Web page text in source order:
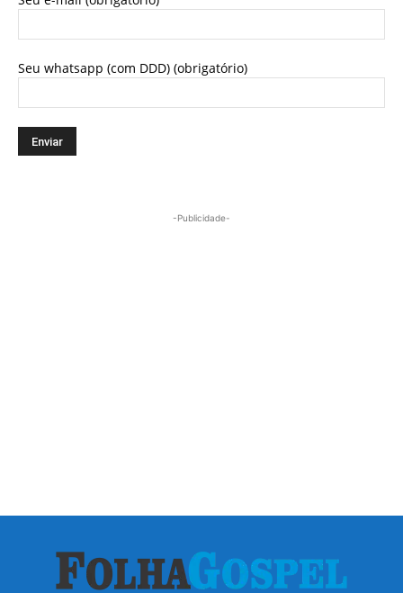
Seu whatsapp (com DDD) (obrigatório)
-Publicidade-